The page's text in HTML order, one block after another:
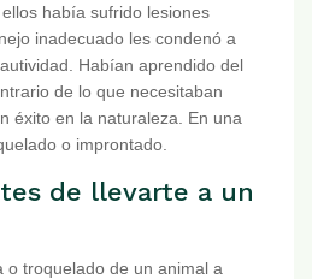
había sufrido lesiones
inadecuado les condenó a
Habían aprendido del
de lo que necesitaban
éxito en la naturaleza. En una
o improntado.
de llevarte a un
o troquelado de un animal a